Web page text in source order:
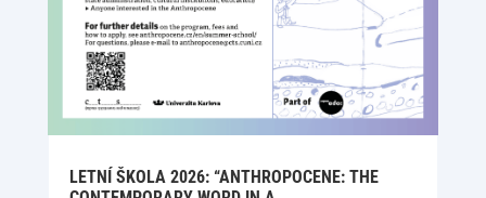
LETNÍ ŠKOLA 2026: “ANTHROPOCENE: THE